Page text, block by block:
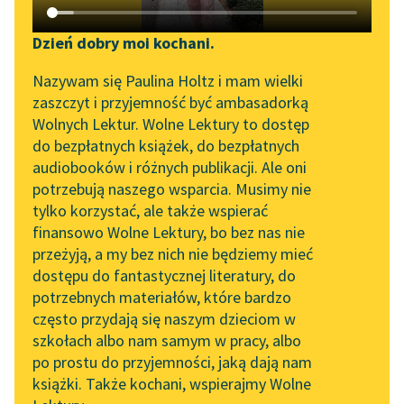
Katalog DAISY
Podkasty o książkach
Zgłoś brak utworu
Aktualności
„Prokurator Alicja Horn”
do słuchania
Byliśmy częścią AI Impact
Lab
Zapraszamy na spotkanie
online z tłumaczkami
literatury skandynawskiej
Spotkanie z Katarzyną
Tunkiel w Oslo
102. lata temu zmarł
Joseph Conrad
Narzędzia
Mapa Wolnych Lektur
Leśmianator
Przewodnik dla piszących i
czytających
API
OAI-PMH
Widget Wolnych Lektur
Przypisy
Dzień dobry moi kochani.
Nazywam się Paulina Holtz i mam wielki
zaszczyt i przyjemność być ambasadorką
Wolnych Lektur. Wolne Lektury to dostęp
do bezpłatnych książek, do bezpłatnych
audiobooków i różnych publikacji. Ale oni
potrzebują naszego wsparcia. Musimy nie
tylko korzystać, ale także wspierać
finansowo Wolne Lektury, bo bez nas nie
przeżyją, a my bez nich nie będziemy mieć
dostępu do fantastycznej literatury, do
potrzebnych materiałów, które bardzo
często przydają się naszym dzieciom w
szkołach albo nam samym w pracy, albo
po prostu do przyjemności, jaką dają nam
książki. Także kochani, wspierajmy Wolne
Poezje dla dzieci do lat 10, część II
Nasz świat
Dzień dobry
Czytanie
pobierz książkę
czytaj online